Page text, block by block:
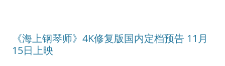
《海上钢琴师》4K修复版国内定档预告 11月
15日上映